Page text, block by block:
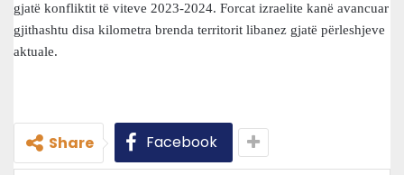
gjatë konfliktit të viteve 2023-2024. Forcat izraelite kanë avancuar
gjithashtu disa kilometra brenda territorit libanez gjatë përleshjeve
aktuale.
Share Facebook